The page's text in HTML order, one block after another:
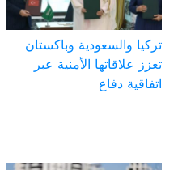
تركيا والسعودية وباكستان
تعزز علاقاتها الأمنية عبر
اتفاقية دفاع